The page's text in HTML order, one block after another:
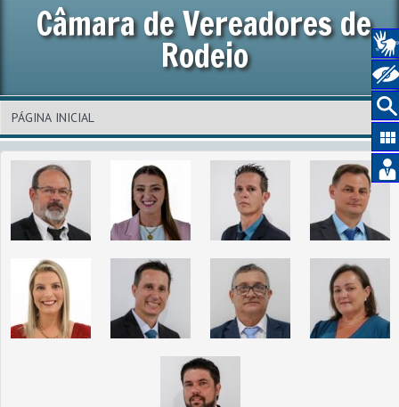
Câmara de Vereadores de
Rodeio